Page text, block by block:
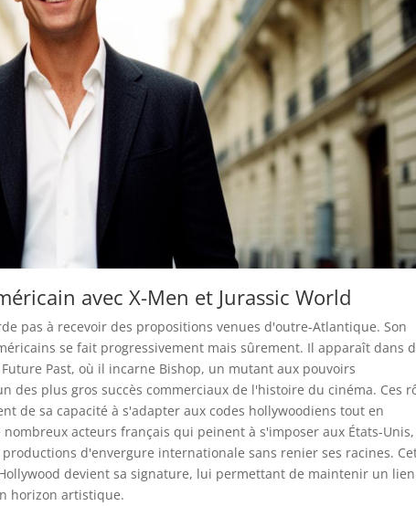
avec X-Men et Jurassic World
pas à recevoir des propositions venues d'outre-Atlantique. Son
se fait progressivement mais sûrement. Il apparaît dans
Past, où il incarne Bishop, un mutant aux pouvoirs
des plus gros succès commerciaux de l'histoire du cinéma. Ces
de sa capacité à s'adapter aux codes hollywoodiens tout en
acteurs français qui peinent à s'imposer aux États-Unis,
d'envergure internationale sans renier ses racines.
devient sa signature, lui permettant de maintenir un
horizon artistique.